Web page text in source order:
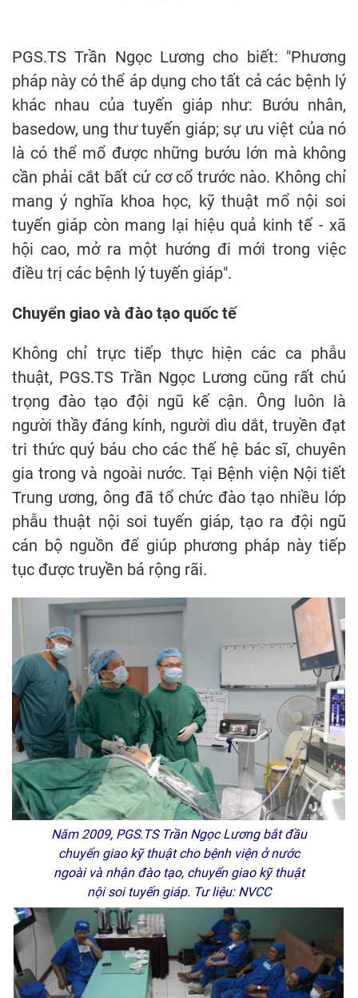
PGS.TS Trần Ngọc Lương cho biết: "Phương
pháp này có thể áp dụng cho tất cả các bệnh lý
khác nhau của tuyến giáp như: Bướu nhân,
basedow, ung thư tuyến giáp; sự ưu việt của nó
là có thể mổ được những bướu lớn mà không
cần phải cắt bất cứ cơ cổ trước nào. Không chỉ
mang ý nghĩa khoa học, kỹ thuật mổ nội soi
tuyến giáp còn mang lại hiệu quả kinh tế - xã
hội cao, mở ra một hướng đi mới trong việc
điều trị các bệnh lý tuyến giáp".
Chuyển giao và đào tạo quốc tế
Không chỉ trực tiếp thực hiện các ca phẫu
thuật, PGS.TS Trần Ngọc Lương cũng rất chú
trọng đào tạo đội ngũ kế cận. Ông luôn là
người thầy đáng kính, người dìu dắt, truyền đạt
tri thức quý báu cho các thế hệ bác sĩ, chuyên
gia trong và ngoài nước. Tại Bệnh viện Nội tiết
Trung ương, ông đã tổ chức đào tạo nhiều lớp
phẫu thuật nội soi tuyến giáp, tạo ra đội ngũ
cán bộ nguồn để giúp phương pháp này tiếp
tục được truyền bá rộng rãi.
Năm 2009, PGS.TS Trần Ngọc Lương bắt đầu
chuyển giao kỹ thuật cho bệnh viện ở nước
ngoài và nhận đào tạo, chuyển giao kỹ thuật
nội soi tuyến giáp. Tư liệu: NVCC